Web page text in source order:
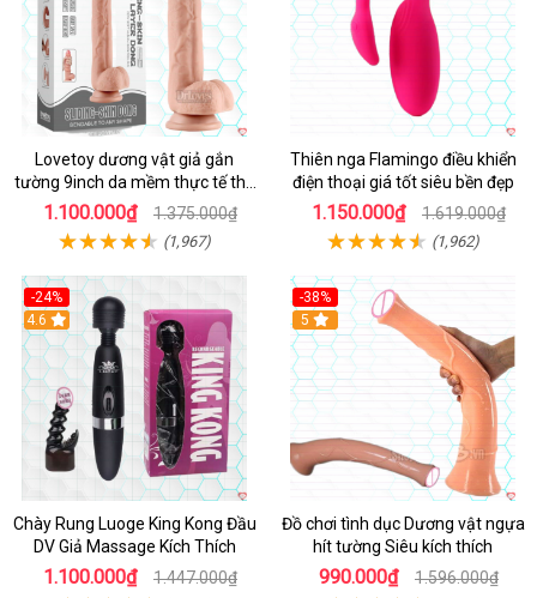
Lovetoy dương vật giả gắn
tường 9inch da mềm thực tế thú
vị
1.100.000₫ 1.375.000₫
(1,967)
Thiên nga Flamingo điều khiển
điện thoại giá tốt siêu bền đẹp
1.150.000₫ 1.619.000₫
(1,962)
-24%
4.6
Chày Rung Luoge King Kong Đầu
DV Giả Massage Kích Thích
1.100.000₫ 1.447.000₫
-38%
Hot
5
Đồ chơi tình dục Dương vật ngựa
hít tường Siêu kích thích
990.000₫ 1.596.000₫